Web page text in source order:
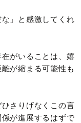
な」と感激してくれ
がいることは、嬉
が縮まる可能性も
さりげなくこの言
が進展するはずで